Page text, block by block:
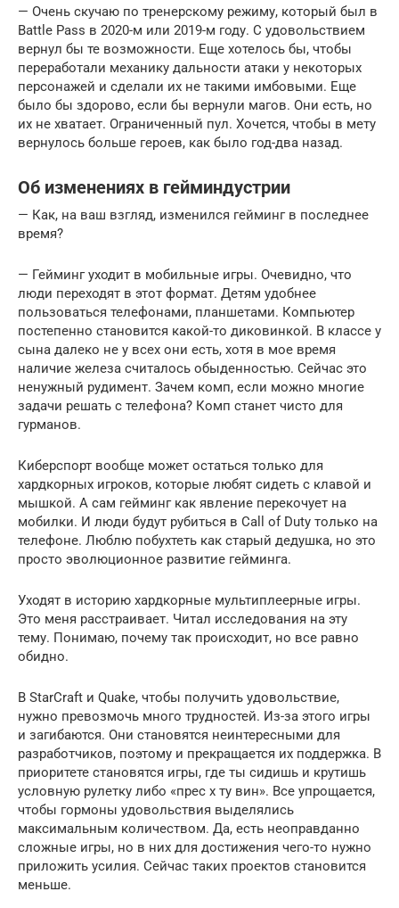
— Очень скучаю по тренерскому режиму, который был в
Battle Pass в 2020-м или 2019-м году. С удовольствием
вернул бы те возможности. Еще хотелось бы, чтобы
переработали механику дальности атаки у некоторых
персонажей и сделали их не такими имбовыми. Еще
было бы здорово, если бы вернули магов. Они есть, но
их не хватает. Ограниченный пул. Хочется, чтобы в мету
вернулось больше героев, как было год-два назад.
Об изменениях в гейминдустрии
— Как, на ваш взгляд, изменился гейминг в последнее
время?
— Гейминг уходит в мобильные игры. Очевидно, что
люди переходят в этот формат. Детям удобнее
пользоваться телефонами, планшетами. Компьютер
постепенно становится какой-то диковинкой. В классе у
сына далеко не у всех они есть, хотя в мое время
наличие железа считалось обыденностью. Сейчас это
ненужный рудимент. Зачем комп, если можно многие
задачи решать с телефона? Комп станет чисто для
гурманов.
Киберспорт вообще может остаться только для
хардкорных игроков, которые любят сидеть с клавой и
мышкой. А сам гейминг как явление перекочует на
мобилки. И люди будут рубиться в Call of Duty только на
телефоне. Люблю побухтеть как старый дедушка, но это
просто эволюционное развитие гейминга.
Уходят в историю хардкорные мультиплеерные игры.
Это меня расстраивает. Читал исследования на эту
тему. Понимаю, почему так происходит, но все равно
обидно.
В StarCraft и Quake, чтобы получить удовольствие,
нужно превозмочь много трудностей. Из-за этого игры
и загибаются. Они становятся неинтересными для
разработчиков, поэтому и прекращается их поддержка. В
приоритете становятся игры, где ты сидишь и крутишь
условную рулетку либо «прес х ту вин». Все упрощается,
чтобы гормоны удовольствия выделялись
максимальным количеством. Да, есть неоправданно
сложные игры, но в них для достижения чего-то нужно
приложить усилия. Сейчас таких проектов становится
меньше.